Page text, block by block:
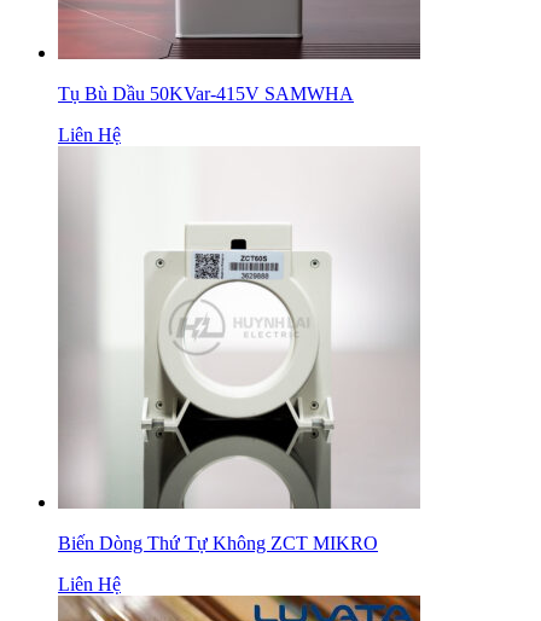
Tụ Bù Dầu 50KVar-415V SAMWHA
Liên Hệ
Biến Dòng Thứ Tự Không ZCT MIKRO
Liên Hệ